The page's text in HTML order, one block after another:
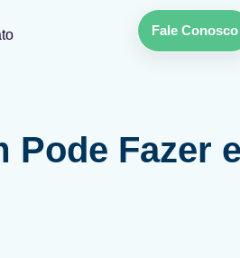
Fale Conosco
Pode Fazer e